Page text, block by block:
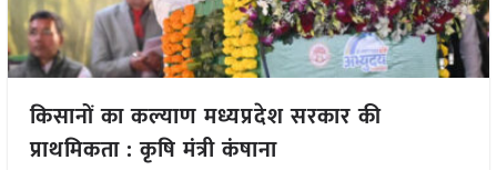
किसानों का कल्याण मध्यप्रदेश सरकार की
प्राथमिकता : कृषि मंत्री कंषाना